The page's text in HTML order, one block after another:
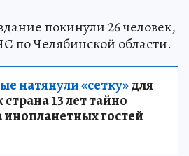
покинули 26 человек,
по Челябинской области.
натянули «сетку»для
13 лет тайно
инопланетных гостей